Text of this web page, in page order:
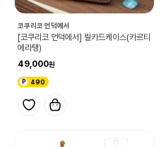
코쿠리코 언덕에서
[코쿠리코 언덕에서] 릴카드케이스(카르티
에라탱)
49,000
490